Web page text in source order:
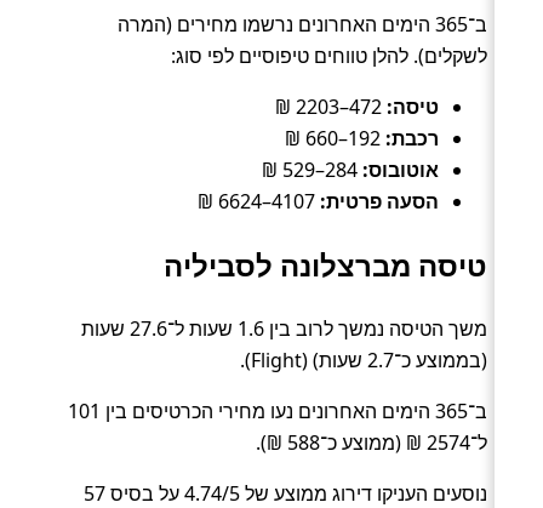
ב־365 הימים האחרונים נרשמו מחירים (המרה
לשקלים). להלן טווחים טיפוסיים לפי סוג:
טיסה:
רכבת:
אוטובוס:
הסעה פרטית:
טיסה מברצלונה לסביליה
משך הטיסה נמשך לרוב בין 1.6 שעות ל־27.6 שעות
(בממוצע כ־2.7 שעות) (Flight).
ב־365 הימים האחרונים נעו מחירי הכרטיסים בין 101
ל־2574 ₪ (ממוצע כ־588 ₪).
נוסעים העניקו דירוג ממוצע של 4.74/5 על בסיס 57